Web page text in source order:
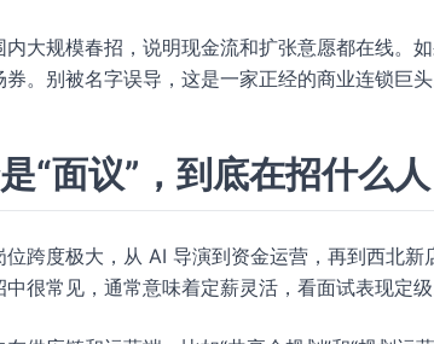
内大规模春招，说明现金流和扩张意愿都在线。
。别被名字误导，这是一家正经的商业连锁巨头
“面议”，到底在招什么人
跨度极大，从 AI 导演到资金运营，再到西北
很常见，通常意味着定薪灵活，看面试表现定级